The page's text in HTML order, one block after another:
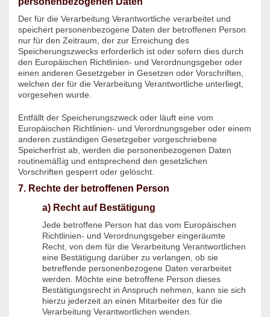
Der für die Verarbeitung Verantwortliche verarbeitet und
speichert personenbezogene Daten der betroffenen Person
nur für den Zeitraum, der zur Erreichung des
Speicherungszwecks erforderlich ist oder sofern dies durch
den Europäischen Richtlinien- und Verordnungsgeber oder
einen anderen Gesetzgeber in Gesetzen oder Vorschriften,
welchen der für die Verarbeitung Verantwortliche unterliegt,
vorgesehen wurde.
Entfällt der Speicherungszweck oder läuft eine vom
Europäischen Richtlinien- und Verordnungsgeber oder einem
anderen zuständigen Gesetzgeber vorgeschriebene
Speicherfrist ab, werden die personenbezogenen Daten
routinemäßig und entsprechend den gesetzlichen
Vorschriften gesperrt oder gelöscht.
7. Rechte der betroffenen Person
a) Recht auf Bestätigung
Jede betroffene Person hat das vom Europäischen
Richtlinien- und Verordnungsgeber eingeräumte
Recht, von dem für die Verarbeitung Verantwortlichen
eine Bestätigung darüber zu verlangen, ob sie
betreffende personenbezogene Daten verarbeitet
werden. Möchte eine betroffene Person dieses
Bestätigungsrecht in Anspruch nehmen, kann sie sich
hierzu jederzeit an einen Mitarbeiter des für die
Verarbeitung Verantwortlichen wenden.